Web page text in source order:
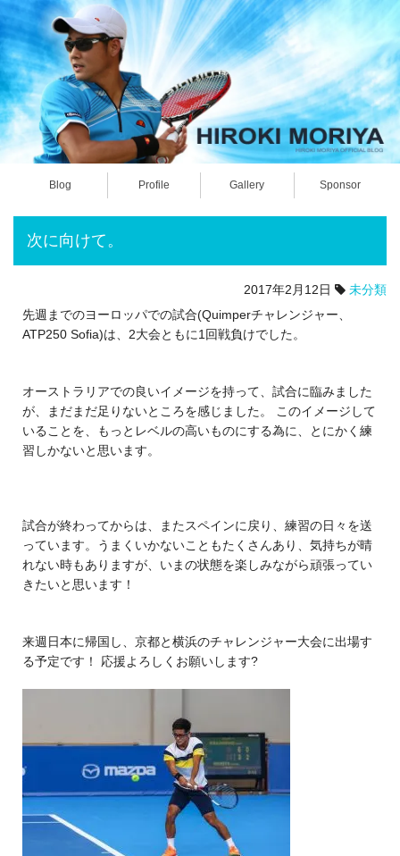
Blog Profile Gallery Sponsor
次に向けて。
2017年2月12日
未分類
先週までのヨーロッパでの試合(Quimperチャレンジャー、
ATP250 Sofia)は、2大会ともに1回戦負けでした。
オーストラリアでの良いイメージを持って、試合に臨みました
が、まだまだ足りないところを感じました。 このイメージして
いることを、もっとレベルの高いものにする為に、とにかく練
習しかないと思います。
試合が終わってからは、またスペインに戻り、練習の日々を送
っています。うまくいかないこともたくさんあり、気持ちが晴
れない時もありますが、いまの状態を楽しみながら頑張ってい
きたいと思います！
来週日本に帰国し、京都と横浜のチャレンジャー大会に出場す
る予定です！ 応援よろしくお願いします?